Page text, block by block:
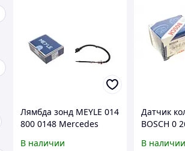
Лямбда зонд MEYLE 014
800 0148 Mercedes
Class, W204, W221,
В наличии
Датчик
BOSCH 0
Cabrio,
В наличии